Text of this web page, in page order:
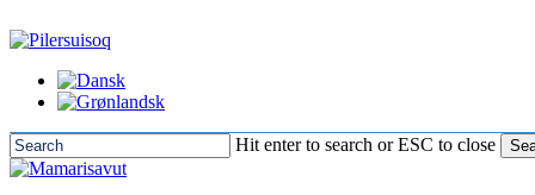
to
content
Hit enter to search or ESC to close
Close